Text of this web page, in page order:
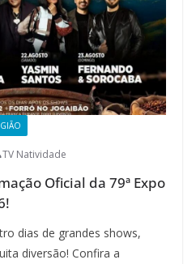
TV Natividade
Oficial da 79ª Expo
dias de grandes shows,
diversão! Confira a